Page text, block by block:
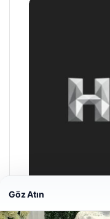
Göz Atın